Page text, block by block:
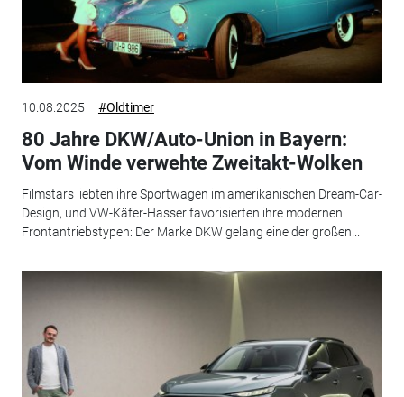
10.08.2025 #Oldtimer
80 Jahre DKW/Auto-Union in Bayern:
Vom Winde verwehte Zweitakt-Wolken
Filmstars liebten ihre Sportwagen im amerikanischen Dream-Car-
Design, und VW-Käfer-Hasser favorisierten ihre modernen
Frontantriebstypen: Der Marke DKW gelang eine der großen...